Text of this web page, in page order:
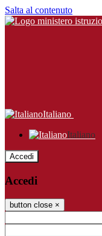
Salta al contenuto
Italiano
Italiano
Accedi
Accedi
button close ×